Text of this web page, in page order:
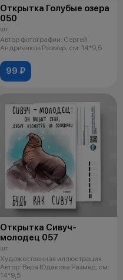
Открытка Голубые озера
050
шт
Автор фотографии: Сергей
Андриенков Размер, см: 14*9,5
99 ₽
Открытка Сивуч-
молодец 057
шт
Художественная иллюстрация.
Автор: Вера Юдакова Размер, см:
14*9,5